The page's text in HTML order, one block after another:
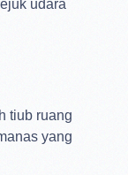
udara
tiub ruang
yang